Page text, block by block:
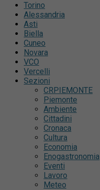
Torino
Alessandria
Asti
Biella
Cuneo
Novara
VCO
Vercelli
Sezioni
CRPIEMONTE
Piemonte
Ambiente
Cittadini
Cronaca
Cultura
Economia
Enogastronomia
Eventi
Lavoro
Meteo